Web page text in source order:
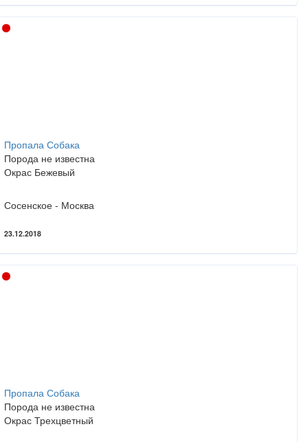
Пропала Собака
Порода не известна
Окрас Бежевый
Сосенское - Москва
23.12.2018
Пропала Собака
Порода не известна
Окрас Трехцветный